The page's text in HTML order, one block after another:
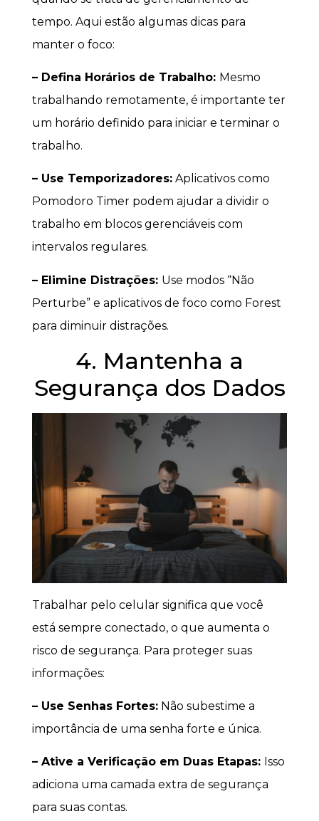
tempo. Aqui estão algumas dicas para
manter o foco:
– Defina Horários de Trabalho: Mesmo
trabalhando remotamente, é importante ter
um horário definido para iniciar e terminar o
trabalho.
– Use Temporizadores: Aplicativos como
Pomodoro Timer podem ajudar a dividir o
trabalho em blocos gerenciáveis com
intervalos regulares.
– Elimine Distrações: Use modos “Não
Perturbe” e aplicativos de foco como Forest
para diminuir distrações.
4. Mantenha a
Segurança dos Dados
Trabalhar pelo celular significa que você
está sempre conectado, o que aumenta o
risco de segurança. Para proteger suas
informações:
– Use Senhas Fortes: Não subestime a
importância de uma senha forte e única.
– Ative a Verificação em Duas Etapas: Isso
adiciona uma camada extra de segurança
para suas contas.